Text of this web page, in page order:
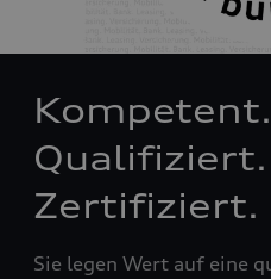
Kompetent.
Qualifiziert.
Zertifiziert.
Sie legen Wert auf eine